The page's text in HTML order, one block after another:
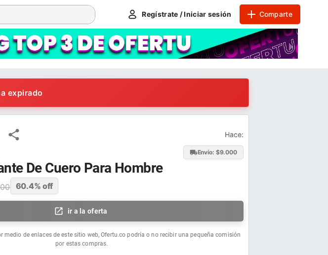
Regístrate / Iniciar sesión Comparte
expirado
Hace:
Envío: $9.000
De Cuero Para Hombre
60.4% off
ir a la oferta
medio de enlaces de este sitio web, Ofertu.co podría o no recibir una pequeña comisión
por estas compras.